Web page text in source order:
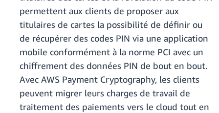
permettent aux clients de proposer aux
titulaires de cartes la possibilité de définir ou
de récupérer des codes PIN via une application
mobile conformément à la norme PCI avec un
chiffrement des données PIN de bout en bout.
Avec AWS Payment Cryptography, les clients
peuvent migrer leurs charges de travail de
traitement des paiements vers le cloud tout en